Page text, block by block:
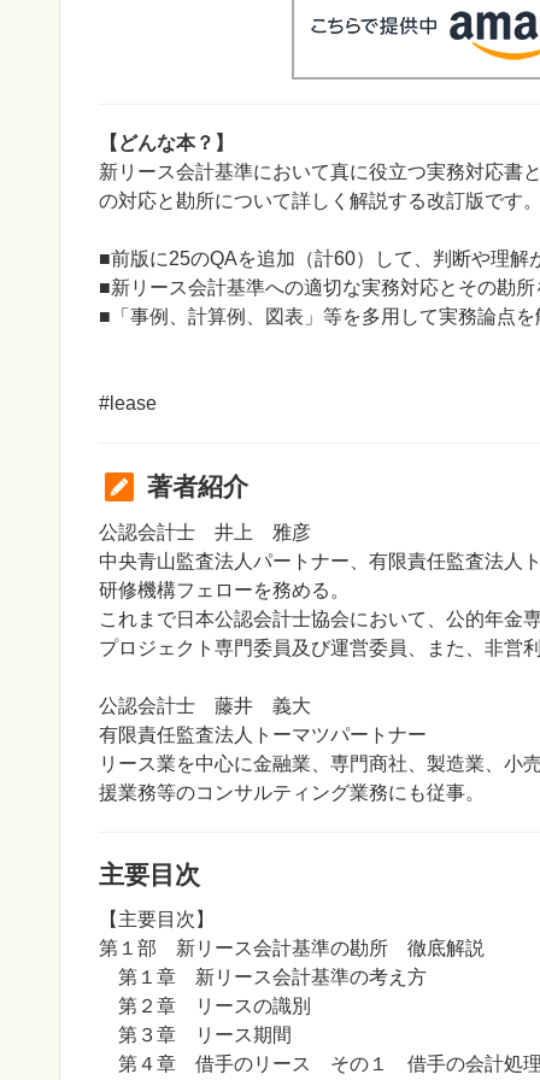
【どんな本？】
新リース会計基準において真に役立つ実務対応書
の対応と勘所について詳しく解説する改訂版です
■前版に25のQAを追加（計60）して、判断や理解
■新リース会計基準への適切な実務対応とその勘所
■「事例、計算例、図表」等を多用して実務論点を
#lease
著者紹介
公認会計士 井上 雅彦
中央青山監査法人パートナー、有限責任監査法人
研修機構フェローを務める。
これまで日本公認会計士協会において、公的年金
プロジェクト専門委員及び運営委員、また、非営
公認会計士 藤井 義大
有限責任監査法人トーマツパートナー
リース業を中心に金融業、専門商社、製造業、小
援業務等のコンサルティング業務にも従事。
主要目次
【主要目次】
第１部 新リース会計基準の勘所 徹底解説
第１章 新リース会計基準の考え方
第２章 リースの識別
第３章 リース期間
第４章 借手のリース その１ 借手の会計処理